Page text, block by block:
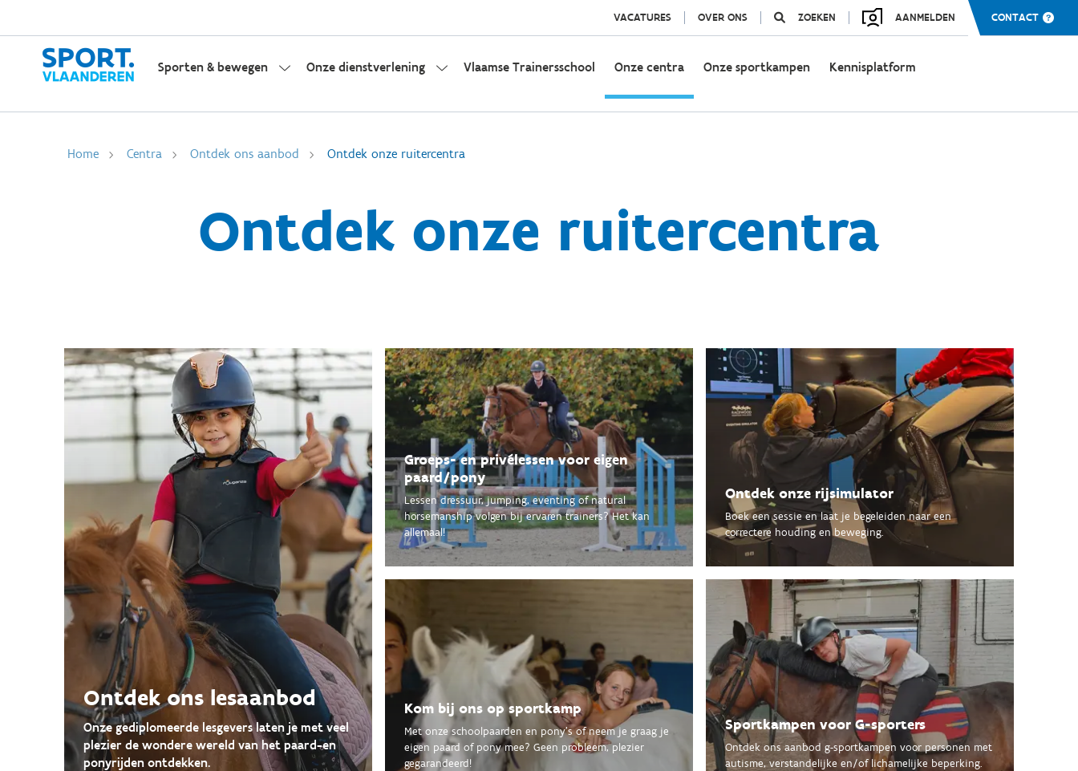
VACATURES OVER ONS ZOEKEN AANMELDEN CONTACT
Sporten & bewegen Onze dienstverlening Vlaamse Trainersschool Onze centra Onze sportkampen Kennisplatform
Home Centra Ontdek ons aanbod Ontdek onze ruitercentra
Ontdek onze ruitercentra
Ontdek ons lesaanbod
Onze gediplomeerde lesgevers laten je met veel
plezier de wondere wereld van het paard-en
ponyrijden ontdekken.
Groeps- en privélessen voor eigen
paard/pony
Lessen dressuur, jumping, eventing of natural
horsemanship volgen bij ervaren trainers? Het kan
allemaal!
Kom bij ons op sportkamp
Met onze schoolpaarden en pony's of neem je graag je
eigen paard of pony mee? Geen probleem, plezier
gegarandeerd!
Ontdek onze rijsimulator
Boek een sessie en laat je begeleiden naar een
correctere houding en beweging.
Sportkampen voor G-sporters
Ontdek ons aanbod g-sportkampen voor personen met
autisme, verstandelijke en/of lichamelijke beperking.